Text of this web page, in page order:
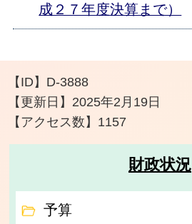
成２７年度決算まで）
【ID】 D-3888
【更新日】 2025年2月19日
【アクセス数】 1157
財政状況
予算